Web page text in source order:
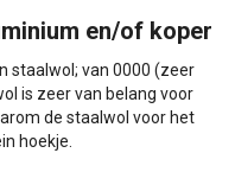
en/of koper
staalwol; van 0000 (zeer
is zeer van belang voor
de staalwol voor het
hoekje.